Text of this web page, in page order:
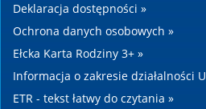
Deklaracja dostępności »
Ochrona danych osobowych »
Ełcka Karta Rodziny 3+ »
Informacja o zakresie działalności
ETR - tekst łatwy do czytania »